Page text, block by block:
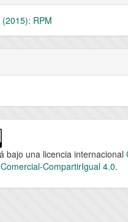
RPM
bajo una licencia internacional
CompartirIgual 4.0.